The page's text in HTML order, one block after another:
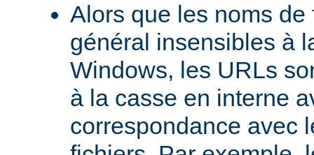
Alors que les noms
général insensibles à
Windows, les URLs
à la casse en interne
correspondance avec